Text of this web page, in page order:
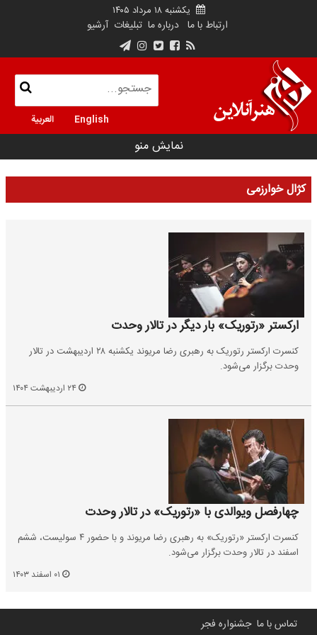
یکشنبه ۱۸ مرداد ۱۴۰۵
ارتباط با ما درباره ما تبلیغات آرشیو
English العربية
نمایش منو
کژال خوارزمی
ارکستر «رتوریک» بار دیگر در تالار وحدت
کنسرت ارکستر رتوریک به رهبری رضا مریوند یکشنبه ۲۸ اردیبهشت در تالار
وحدت برگزار می‌شود.
چهارفصل ویوالدی با «رتوریک» در تالار وحدت
کنسرت ارکستر «رتوریک» به رهبری رضا مریوند و با حضور ۴ سولیست، ششم
اسفند در تالار وحدت برگزار می‌شود.
تماس با ما جشنواره فجر